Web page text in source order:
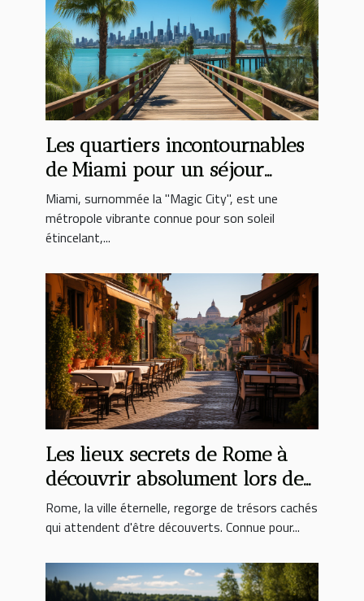
Les quartiers incontournables
de Miami pour un séjour
authentique
Miami, surnommée la "Magic City", est une
métropole vibrante connue pour son soleil
étincelant,...
Les lieux secrets de Rome à
découvrir absolument lors de
votre séjour
Rome, la ville éternelle, regorge de trésors cachés
qui attendent d'être découverts. Connue pour...